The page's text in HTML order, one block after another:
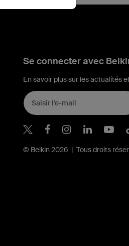
Se connecter avec
En savoir plus sur les actualités
Belkin Twitter
BelkinBelkin
© Belkin 2026 | Tous droits